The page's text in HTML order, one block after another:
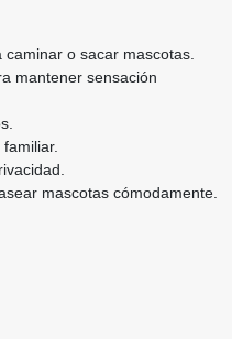
o sacar mascotas.
mantener sensación
mascotas cómodamente.